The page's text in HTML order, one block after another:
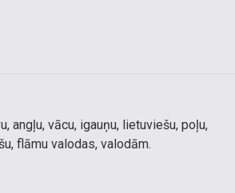
angļu, vācu, igauņu, lietuviešu, poļu,
flāmu valodas, valodām.